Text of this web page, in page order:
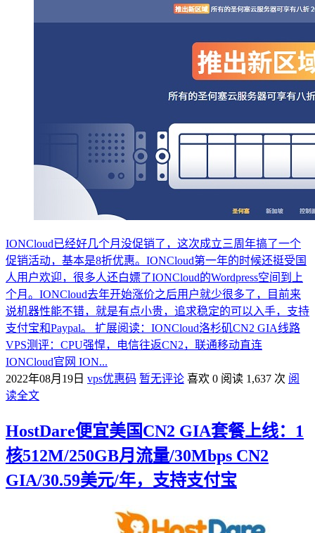
IONCloud已经好几个月没促销了，这次成立三周年搞了一个
促销活动，基本是8折优惠。IONCloud第一年的时候还挺受国
人用户欢迎，很多人还白嫖了IONCloud的Wordpress空间到上
个月。IONCloud去年开始涨价之后用户就少很多了，目前来
说机器性能不错，就是有点小贵，追求稳定的可以入手，支持
支付宝和Paypal。 扩展阅读：IONCloud洛杉矶CN2 GIA线路
VPS测评：CPU强悍，电信往返CN2，联通移动直连
IONCloud官网 ION...
2022年08月19日 vps优惠码 暂无评论 喜欢 0 阅读 1,637 次 阅
读全文
HostDare便宜美国CN2 GIA套餐上线：1
核512M/250GB月流量/30Mbps CN2
GIA/30.59美元/年，支持支付宝